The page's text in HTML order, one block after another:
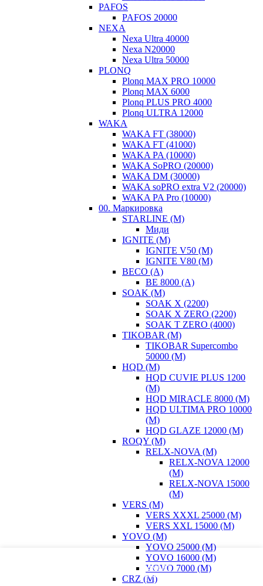
PAFOS
PAFOS 20000
NEXA
Nexa Ultra 40000
Nexa N20000
Nexa Ultra 50000
PLONQ
Plonq MAX PRO 10000
Plonq MAX 6000
Plonq PLUS PRO 4000
Plonq ULTRA 12000
WAKA
WAKA FT (38000)
WAKA FT (41000)
WAKA PA (10000)
WAKA SoPRO (20000)
WAKA DM (30000)
WAKA soPRO extra V2 (20000)
WAKA PA Pro (10000)
00. Маркировка
STARLINE (M)
Миди
IGNITE (М)
IGNITE V50 (М)
IGNITE V80 (М)
BECO (A)
BE 8000 (A)
SOAK (М)
SOAK X (2200)
SOAK X ZERO (2200)
SOAK T ZERO (4000)
TIKOBAR (М)
TIKOBAR Supercombo
50000 (М)
HQD (М)
HQD CUVIE PLUS 1200
(M)
HQD MIRACLE 8000 (M)
HQD ULTIMA PRO 10000
(M)
HQD GLAZE 12000 (М)
ROQY (М)
RELX-NOVA (М)
RELX-NOVA 12000
(М)
RELX-NOVA 15000
(М)
VERS (M)
VERS XXXL 25000 (M)
VERS XXL 15000 (М)
YOVO (М)
YOVO 25000 (M)
YOVO 16000 (М)
YOVO 7000 (М)
CRZ (М)
0элемент
Заказ
Мой аккаунт